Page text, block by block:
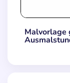
Malvorlage